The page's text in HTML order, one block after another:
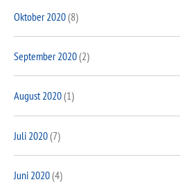
Oktober 2020(8)
September 2020(2)
August 2020(1)
Juli 2020(7)
Juni 2020(4)